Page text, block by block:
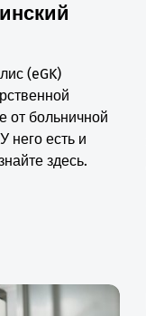
(eGK)
от больничной
него есть и
здесь.